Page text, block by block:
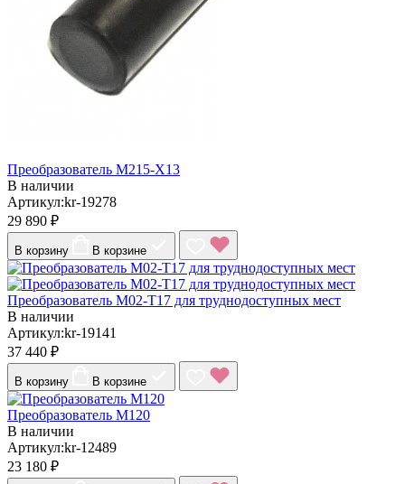
Преобразователь M215-X13
В наличии
Артикул:kr-19278
29 890 ₽
В корзину В корзине
Преобразователь М02-T17 для труднодоступных мест
В наличии
Артикул:kr-19141
37 440 ₽
В корзину В корзине
Преобразователь М120
В наличии
Артикул:kr-12489
23 180 ₽